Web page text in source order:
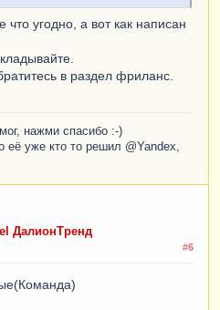
угодно, а вот как написан
в раздел фриланс.
нажми спасибо :-)
её уже кто то решил @Yandex,
ДалионТренд
#6